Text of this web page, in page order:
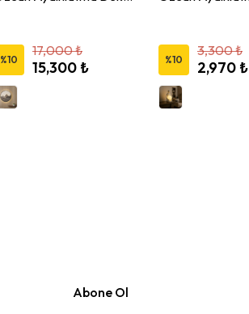
%10
17,000 ₺
15,300 ₺ %10
3,300 ₺
2,970 ₺
Abone Ol